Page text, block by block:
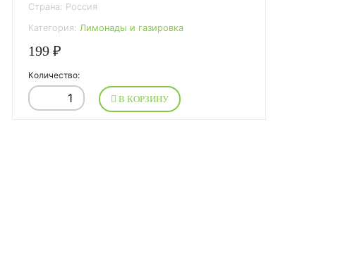
Страна: Россия
Категория:Лимонады и газировка
199 ₽
Количество:
В КОРЗИНУ